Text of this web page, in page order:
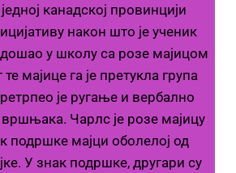
канадској провинцији
након што је ученик
у школу са розе мајицом
мајице га је претукла група
је ругање и вербално
Чарлс је розе мајицу
подршке мајци оболелој од
У знак подршке, другари су